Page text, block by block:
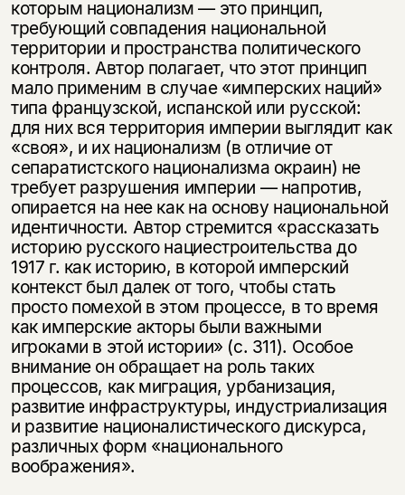
которым национализм — это принцип,
требующий совпадения национальной
территории и пространства политического
контроля. Автор полагает, что этот принцип
мало применим в случае «имперских наций»
типа французской, испанской или русской:
для них вся территория империи выглядит как
«своя», и их национа­лизм (в отличие от
сепаратистского национализма окраин) не
требует разрушения империи — напротив,
опирается на нее как на основу национальной
идентичности. Автор стремится «рассказать
историю русского нациестроительства до
1917 г. как историю, в которой имперский
контекст был далек от того, чтобы стать
просто помехой в этом процессе, в то время
как имперские акторы были важными
игроками в этой истории» (с. 311). Особое
внимание он обращает на роль таких
процессов, как миграция, урбанизация,
развитие инфраструктуры, индустриализация
и развитие националистического дискурса,
различных форм «национального
воображения».